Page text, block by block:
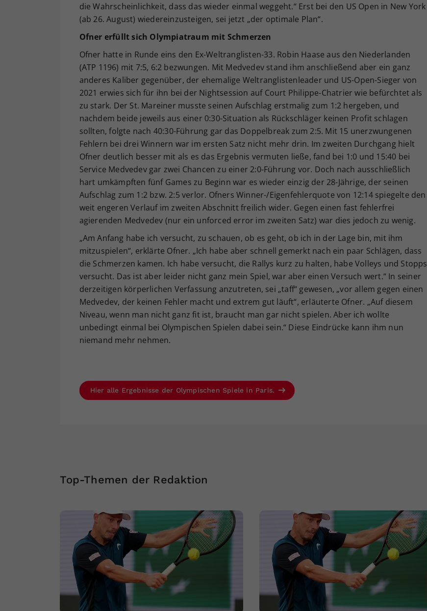
die Wahrscheinlichkeit, dass das wieder einmal weggeht.“ Erst bei den US Open in New York
(ab 26. August) wiedereinzusteigen, sei jetzt „der optimale Plan“.
Ofner erfüllt sich Olympiatraum mit Schmerzen
Ofner hatte in Runde eins den Ex-Weltranglisten-33. Robin Haase aus den Niederlanden
(ATP 1196) mit 7:5, 6:2 bezwungen. Mit Medvedev stand ihm anschließend aber ein ganz
anderes Kaliber gegenüber, der ehemalige Weltranglistenleader und US-Open-Sieger von
2021 erwies sich für ihn bei der Nightsession auf Court Philippe-Chatrier wie befürchtet als
zu stark. Der St. Mareiner musste seinen Aufschlag erstmalig zum 1:2 hergeben, und
nachdem beide jeweils aus einer 0:30-Situation als Rückschläger keinen Profit schlagen
sollten, folgte nach 40:30-Führung gar das Doppelbreak zum 2:5. Mit 15 unerzwungenen
Fehlern bei drei Winnern war im ersten Satz nicht mehr drin. Im zweiten Durchgang hielt
Ofner deutlich besser mit als es das Ergebnis vermuten ließe, fand bei 1:0 und 15:40 bei
Service Medvedev gar zwei Chancen zu einer 2:0-Führung vor. Doch nach ausschließlich
hart umkämpften fünf Games zu Beginn war es wieder einzig der 28-Jährige, der seinen
Aufschlag zum 1:2 bzw. 2:5 verlor. Ofners Winner-/Eigenfehlerquote von 12:14 spiegelte den
weit engeren Verlauf im zweiten Abschnitt freilich wider. Gegen einen fast fehlerfrei
agierenden Medvedev (nur ein unforced error im zweiten Satz) war dies jedoch zu wenig.
„Am Anfang habe ich versucht, zu schauen, ob es geht, ob ich in der Lage bin, mit ihm
mitzuspielen“, erklärte Ofner. „Ich habe aber schnell gemerkt nach ein paar Schlägen, dass
die Schmerzen kamen. Ich habe versucht, die Rallys kurz zu halten, habe Volleys und Stopps
versucht. Das ist aber leider nicht ganz mein Spiel, war aber einen Versuch wert.“ In seiner
derzeitigen körperlichen Verfassung anzutreten, sei „taff“ gewesen, „vor allem gegen einen
Medvedev, der keinen Fehler macht und extrem gut läuft“, erläuterte Ofner. „Auf diesem
Niveau, wenn man nicht ganz fit ist, braucht man gar nicht spielen. Aber ich wollte
unbedingt einmal bei Olympischen Spielen dabei sein.“ Diese Eindrücke kann ihm nun
niemand mehr nehmen.
Hier alle Ergebnisse der Olympischen Spiele in Paris.
Top-Themen der Redaktion